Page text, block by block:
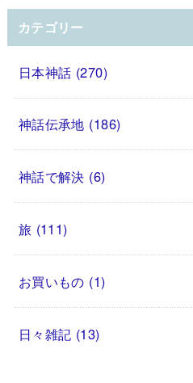
カテゴリー
日本神話 (270)
神話伝承地 (186)
神話で解決 (6)
旅 (111)
お買いもの (1)
日々雑記 (13)